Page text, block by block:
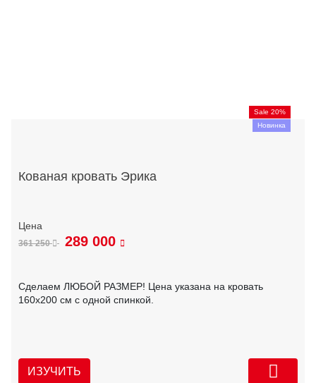
Sale 20%
Новинка
Кованая кровать Эрика
361 250 289 000
Сделаем ЛЮБОЙ РАЗМЕР! Цена указана на кровать
160х200 см с одной спинкой.
ИЗУЧИТЬ